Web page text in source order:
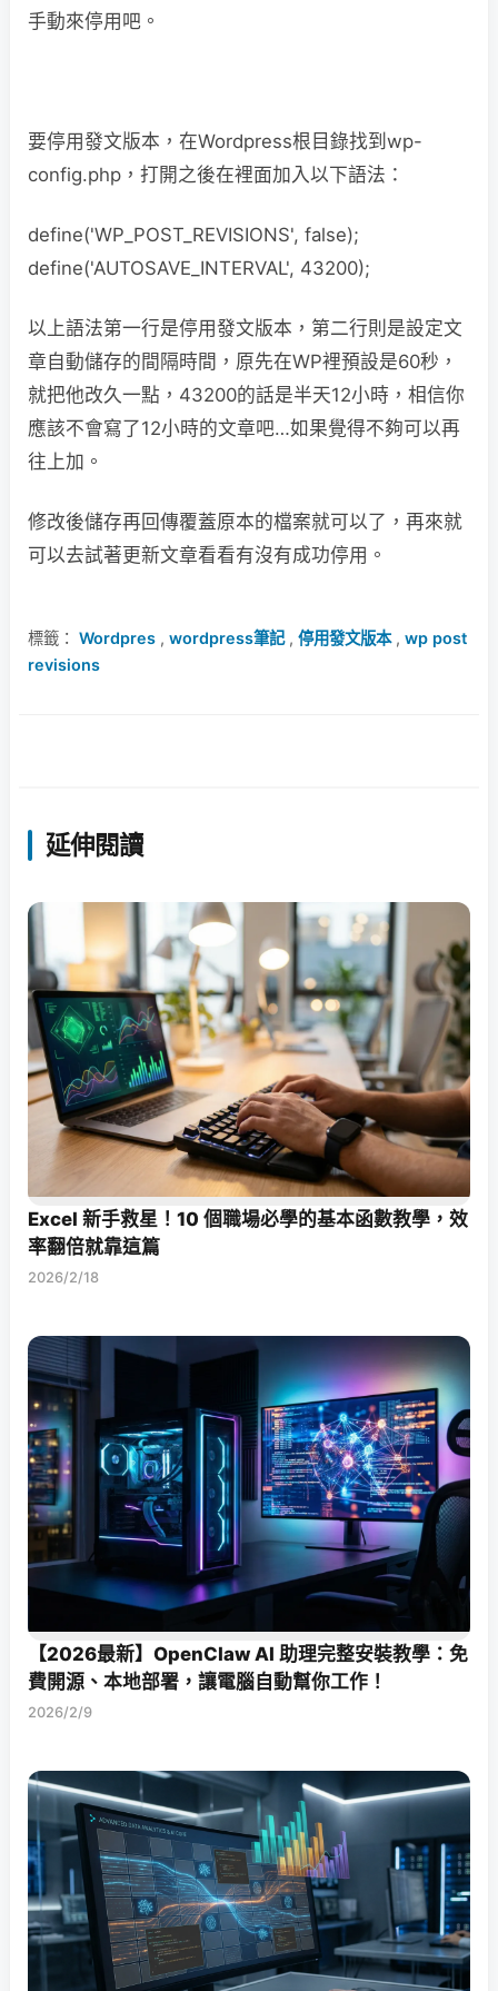
手動來停用吧。
要停用發文版本，在Wordpress根目錄找到wp-
config.php，打開之後在裡面加入以下語法：
define('WP_POST_REVISIONS', false);
define('AUTOSAVE_INTERVAL', 43200);
以上語法第一行是停用發文版本，第二行則是設定文
章自動儲存的間隔時間，原先在WP裡預設是60秒，
就把他改久一點，43200的話是半天12小時，相信你
應該不會寫了12小時的文章吧…如果覺得不夠可以再
往上加。
修改後儲存再回傳覆蓋原本的檔案就可以了，再來就
可以去試著更新文章看看有沒有成功停用。
標籤： Wordpres , wordpress筆記, 停用發文版本, wp post
revisions
延伸閱讀
Excel 新手救星！10 個職場必學的基本函數教學，效
率翻倍就靠這篇
2026/2/18
【2026最新】OpenClaw AI 助理完整安裝教學：免
費開源、本地部署，讓電腦自動幫你工作！
2026/2/9